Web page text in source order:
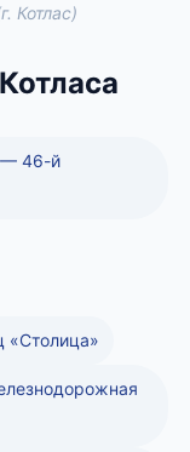
Котлас)
— 46-й